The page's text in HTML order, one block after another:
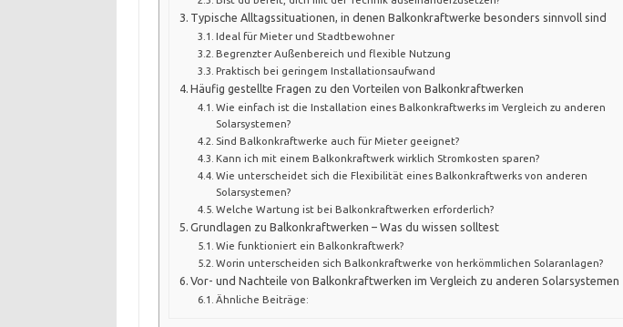
Typische Alltagssituationen, in denen Balkonkraftwerke besonders sinnvoll sind
Ideal für Mieter und Stadtbewohner
Begrenzter Außenbereich und flexible Nutzung
Praktisch bei geringem Installationsaufwand
Häufig gestellte Fragen zu den Vorteilen von Balkonkraftwerken
Wie einfach ist die Installation eines Balkonkraftwerks im Vergleich zu anderen
Solarsystemen?
Sind Balkonkraftwerke auch für Mieter geeignet?
Kann ich mit einem Balkonkraftwerk wirklich Stromkosten sparen?
Wie unterscheidet sich die Flexibilität eines Balkonkraftwerks von anderen
Solarsystemen?
Welche Wartung ist bei Balkonkraftwerken erforderlich?
Grundlagen zu Balkonkraftwerken – Was du wissen solltest
Wie funktioniert ein Balkonkraftwerk?
Worin unterscheiden sich Balkonkraftwerke von herkömmlichen Solaranlagen?
Vor- und Nachteile von Balkonkraftwerken im Vergleich zu anderen Solarsystemen
Ähnliche Beiträge: